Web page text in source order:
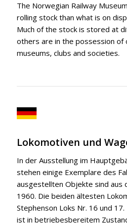
The Norwegian Railway
rolling stock than what is on
Much of the stock is stored at
others are in the possession of
museums, clubs and societies.
Lokomotiven und
In der Ausstellung im
stehen einige Exemplare des
ausgestellten Objekte sind aus
1960. Die beiden ältesten
Stephenson Loks Nr. 16 und
ist in betriebesbereitem